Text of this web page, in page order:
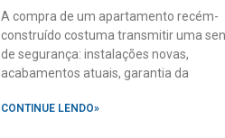
A compra de um apartamento recém-
construído costuma transmitir uma
de segurança: instalações novas,
acabamentos atuais, garantia da
CONTINUE LENDO»